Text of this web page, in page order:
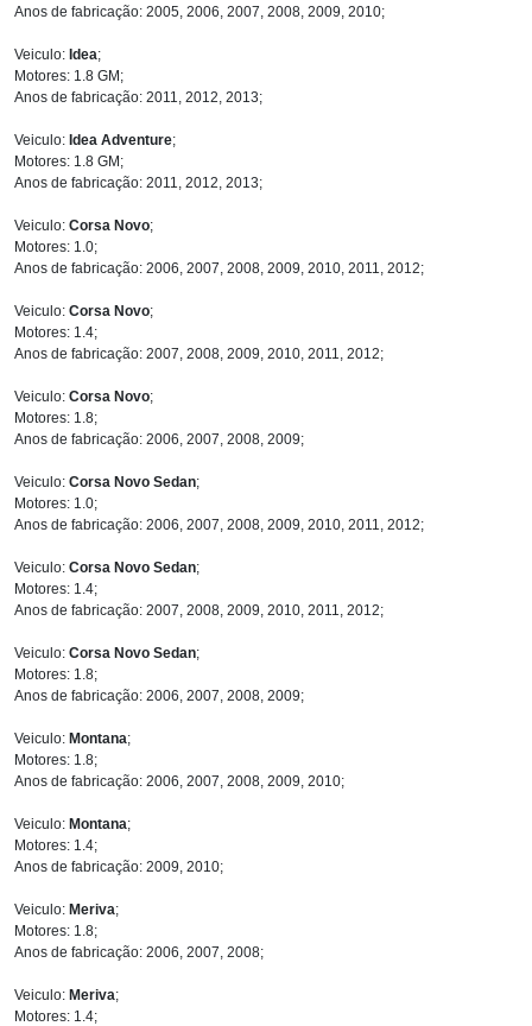
Anos de fabricação: 2005, 2006, 2007, 2008, 2009, 2010;
Veiculo: Idea;
Motores: 1.8 GM;
Anos de fabricação: 2011, 2012, 2013;
Veiculo: Idea Adventure;
Motores: 1.8 GM;
Anos de fabricação: 2011, 2012, 2013;
Veiculo: Corsa Novo;
Motores: 1.0;
Anos de fabricação: 2006, 2007, 2008, 2009, 2010, 2011, 2012;
Veiculo: Corsa Novo;
Motores: 1.4;
Anos de fabricação: 2007, 2008, 2009, 2010, 2011, 2012;
Veiculo: Corsa Novo;
Motores: 1.8;
Anos de fabricação: 2006, 2007, 2008, 2009;
Veiculo: Corsa Novo Sedan;
Motores: 1.0;
Anos de fabricação: 2006, 2007, 2008, 2009, 2010, 2011, 2012;
Veiculo: Corsa Novo Sedan;
Motores: 1.4;
Anos de fabricação: 2007, 2008, 2009, 2010, 2011, 2012;
Veiculo: Corsa Novo Sedan;
Motores: 1.8;
Anos de fabricação: 2006, 2007, 2008, 2009;
Veiculo: Montana;
Motores: 1.8;
Anos de fabricação: 2006, 2007, 2008, 2009, 2010;
Veiculo: Montana;
Motores: 1.4;
Anos de fabricação: 2009, 2010;
Veiculo: Meriva;
Motores: 1.8;
Anos de fabricação: 2006, 2007, 2008;
Veiculo: Meriva;
Motores: 1.4;